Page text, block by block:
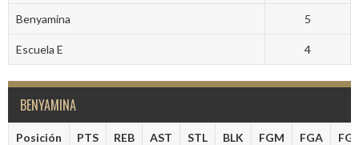
Benyamina 5
Escuela E 4
BENYAMINA
Posición PTS REB AST STL BLK FGM FGA